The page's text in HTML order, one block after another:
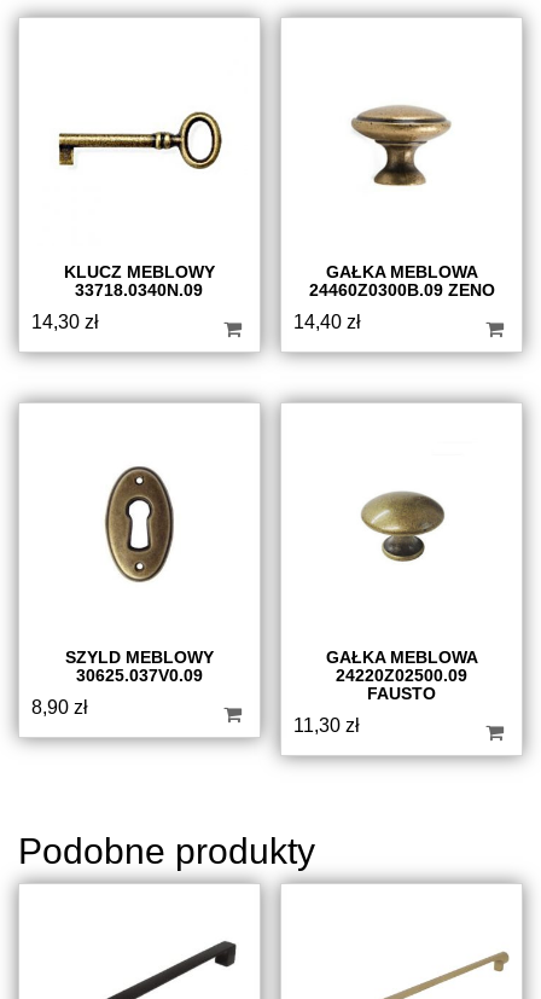
KLUCZ MEBLOWY
33718.0340N.09
14,30 zł
GAŁKA MEBLOWA
24460Z0300B.09 ZENO
14,40zł
SZYLD MEBLOWY
30625.037V0.09
8,90 zł
GAŁKA MEBLOWA
24220Z02500.09
FAUSTO
11,30zł
Podobne produkty